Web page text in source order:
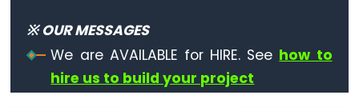
String
Functions
String.c_str()
※ OUR MESSAGES
We are AVAILABLE for HIRE. See how to
hire us to build your project